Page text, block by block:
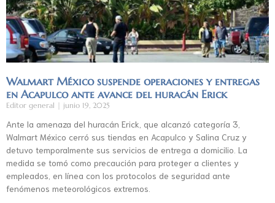
Walmart México suspende operaciones y entregas
en Acapulco ante avance del huracán Erick
Editor general junio 19, 2025
Ante la amenaza del huracán Erick, que alcanzó categoría 3,
Walmart México cerró sus tiendas en Acapulco y Salina Cruz y
detuvo temporalmente sus servicios de entrega a domicilio. La
medida se tomó como precaución para proteger a clientes y
empleados, en línea con los protocolos de seguridad ante
fenómenos meteorológicos extremos.